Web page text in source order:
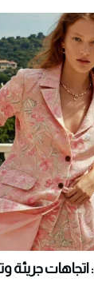
موضة صيف 2026: